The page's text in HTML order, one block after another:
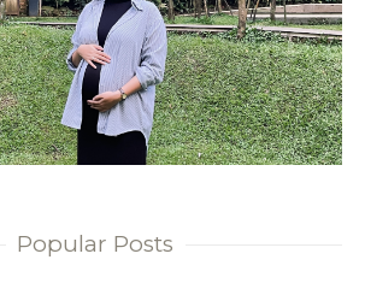
Popular Posts